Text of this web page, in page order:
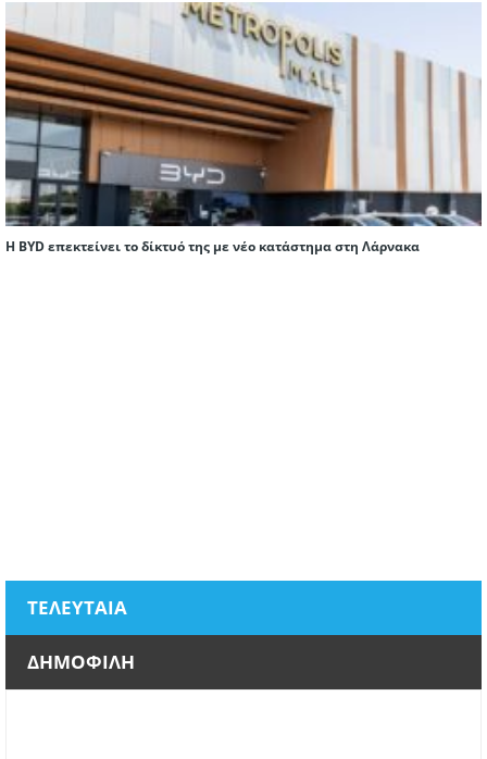
Η BYD επεκτείνει το δίκτυό της με νέο κατάστημα στη Λάρνακα
ΤΕΛΕΥΤΑΙΑ
ΔΗΜΟΦΙΛΗ